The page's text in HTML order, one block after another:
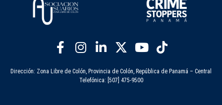
Dirección: Zona Libre de Colón, Provincia de Colón, República de Panamá – Central
Telefónica: [507] 475-9500